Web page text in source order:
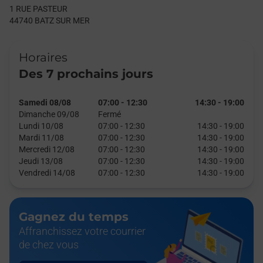
1 RUE PASTEUR
44740 BATZ SUR MER
Horaires
Des 7 prochains jours
Samedi 08/08 07:00 - 12:30 14:30 - 19:00
Dimanche 09/08
Fermé
Lundi 10/08
07:00 - 12:30 14:30 - 19:00
Mardi 11/08
07:00 - 12:30 14:30 - 19:00
Mercredi 12/08
07:00 - 12:30 14:30 - 19:00
Jeudi 13/08
07:00 - 12:30 14:30 - 19:00
Vendredi 14/08
07:00 - 12:30 14:30 - 19:00
Gagnez du temps
Affranchissez votre courrier
de chez vous